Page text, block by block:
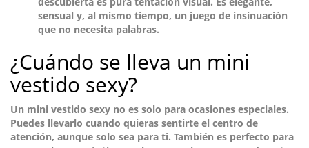
sensual y, al mismo tiempo, un juego de insinuación
que no necesita palabras.
¿Cuándo se lleva un mini
vestido sexy?
Un mini vestido sexy no es solo para ocasiones especiales.
Puedes llevarlo cuando quieras sentirte el centro de
atención, aunque solo sea para ti. También es perfecto para